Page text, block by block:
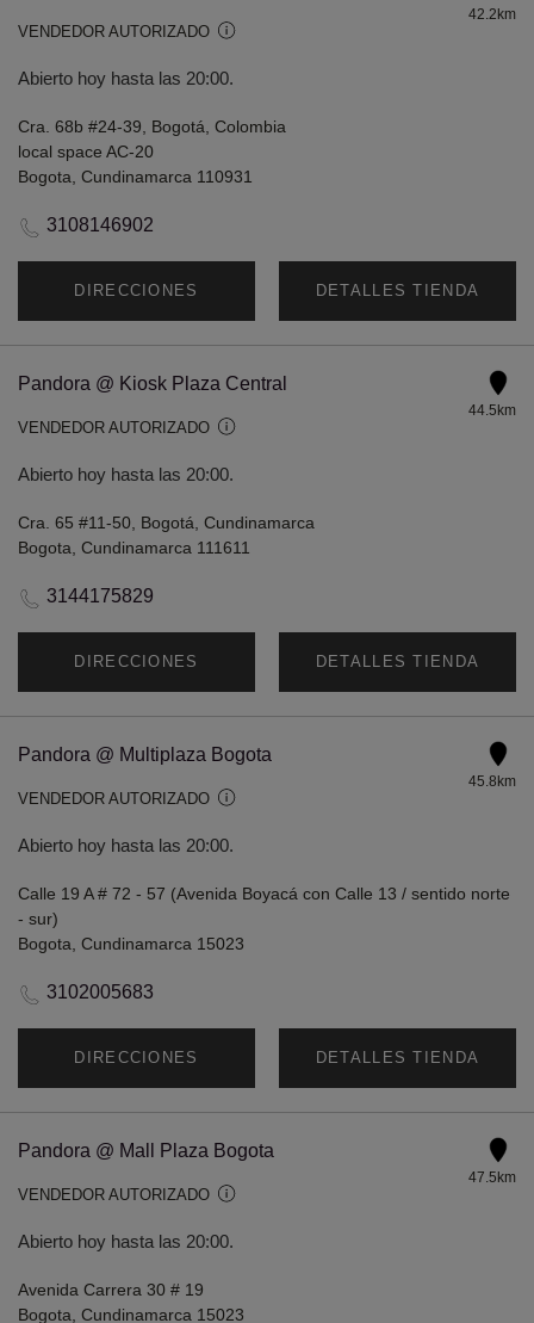
VENDEDOR AUTORIZADO
Abierto hoy hasta las 20:00.
42.2km
Cra. 68b #24-39, Bogotá, Colombia
local space AC-20
Bogota, Cundinamarca 110931
3108146902
DIRECCIONES DETALLES TIENDA
Pandora @ Kiosk Plaza Central
VENDEDOR AUTORIZADO
Abierto hoy hasta las 20:00.
44.5km
Cra. 65 #11-50, Bogotá, Cundinamarca
Bogota, Cundinamarca 111611
3144175829
DIRECCIONES DETALLES TIENDA
Pandora @ Multiplaza Bogota
VENDEDOR AUTORIZADO
Abierto hoy hasta las 20:00.
45.8km
Calle 19 A # 72 - 57 (Avenida Boyacá con Calle 13 / sentido norte
- sur)
Bogota, Cundinamarca 15023
3102005683
DIRECCIONES DETALLES TIENDA
Pandora @ Mall Plaza Bogota
VENDEDOR AUTORIZADO
Abierto hoy hasta las 20:00.
47.5km
Avenida Carrera 30 # 19
Bogota, Cundinamarca 15023